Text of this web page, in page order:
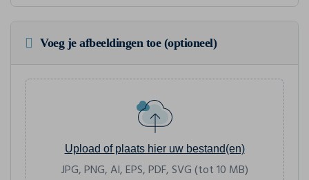
Voeg je afbeeldingen toe (optioneel)
Upload of plaats hier uw bestand(en)
JPG, PNG, AI, EPS, PDF, SVG (tot 10 MB)